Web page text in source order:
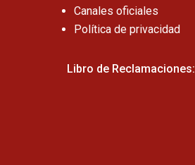
Canales oficiales
Política de privacidad
Libro de Reclamaciones: